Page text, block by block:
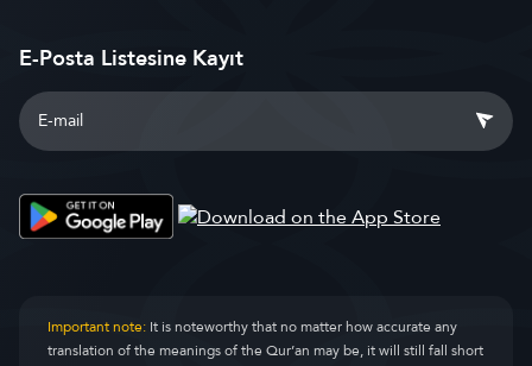
E-Posta Listesine Kayıt
Important note:It is noteworthy that no matter how accurate any
translation of the meanings of the Qur’an may be, it will still fall short